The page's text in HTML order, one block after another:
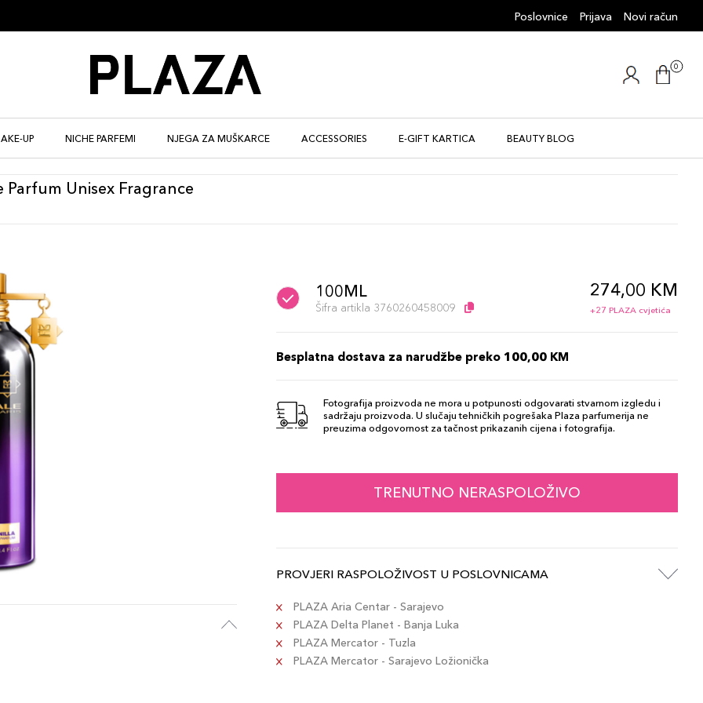
Poslovnice Prijava Novi račun
0
UP NICHE PARFEMI NJEGA ZA MUŠKARCE ACCESSORIES E-GIFT KARTICA BEAUTY BLOG
Unisex Fragrance
100ML
Šifra artikla 3760260458009
274,00 KM
+27 PLAZA cvjetića
Besplatna dostava za narudžbe preko 100,00 KM
Fotografija proizvoda ne mora u potpunosti odgovarati stvarnom izgledu i
sadržaju proizvoda. U slučaju tehničkih pogrešaka Plaza parfumerija ne
preuzima odgovornost za tačnost prikazanih cijena i fotografija.
TRENUTNO NERASPOLOŽIVO
PROVJERI RASPOLOŽIVOST U POSLOVNICAMA
PLAZA Aria Centar - Sarajevo
PLAZA Delta Planet - Banja Luka
PLAZA Mercator - Tuzla
PLAZA Mercator - Sarajevo Ložionička